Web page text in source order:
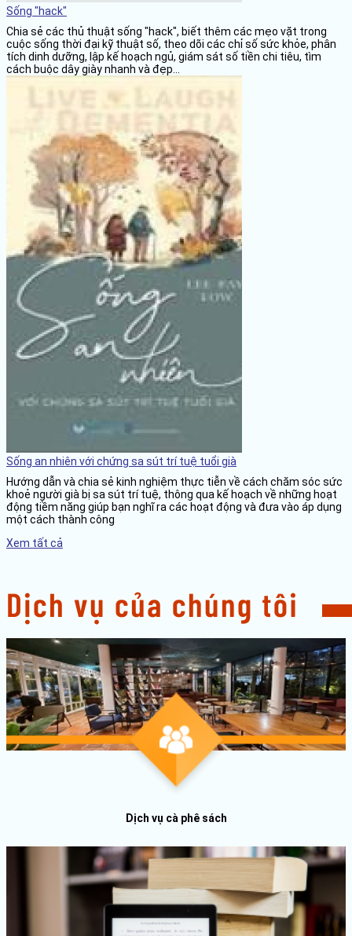
Sống "hack"
Chia sẻ các thủ thuật sống "hack", biết thêm các mẹo vặt trong
cuộc sống thời đại kỹ thuật số, theo dõi các chỉ số sức khỏe, phân
tích dinh dưỡng, lập kế hoạch ngủ, giám sát số tiền chi tiêu, tìm
cách buộc dây giày nhanh và đẹp...
Sống an nhiên với chứng sa sút trí tuệ tuổi già
Hướng dẫn và chia sẻ kinh nghiệm thực tiễn về cách chăm sóc sức
khoẻ người già bị sa sút trí tuệ, thông qua kế hoạch về những hoạt
động tiềm năng giúp bạn nghĩ ra các hoạt động và đưa vào áp dụng
một cách thành công
Xem tất cả
Dịch vụ cà phê sách